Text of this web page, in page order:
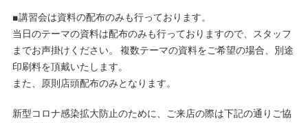
■講習会は資料の配布のみも行っております。
当日のテーマの資料は配布のみも行っておりますので、スタッフ
までお声掛けください。 複数テーマの資料をご希望の場合、別途
印刷料を頂戴いたします。
また、原則店頭配布のみとなります。
新型コロナ感染拡大防止のために、ご来店の際は下記の通りご協